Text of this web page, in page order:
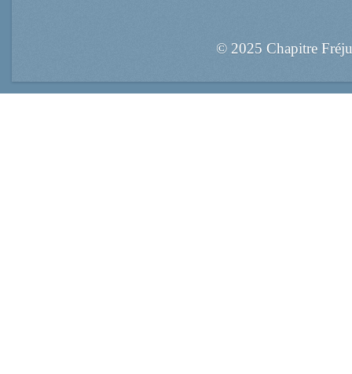
© 2025 Chapitre